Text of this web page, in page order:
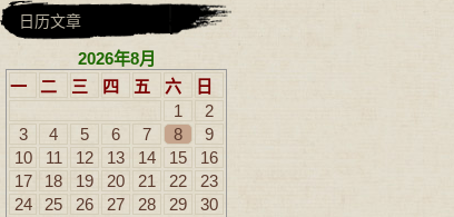
日历文章
2026年8月
一
二 三 四 五 六
日
1
2
3
4 5 6 7 8
9
10
11 12 13 14 15
16
17
18 19 20 21 22
23
24
25 26 27 28 29
30